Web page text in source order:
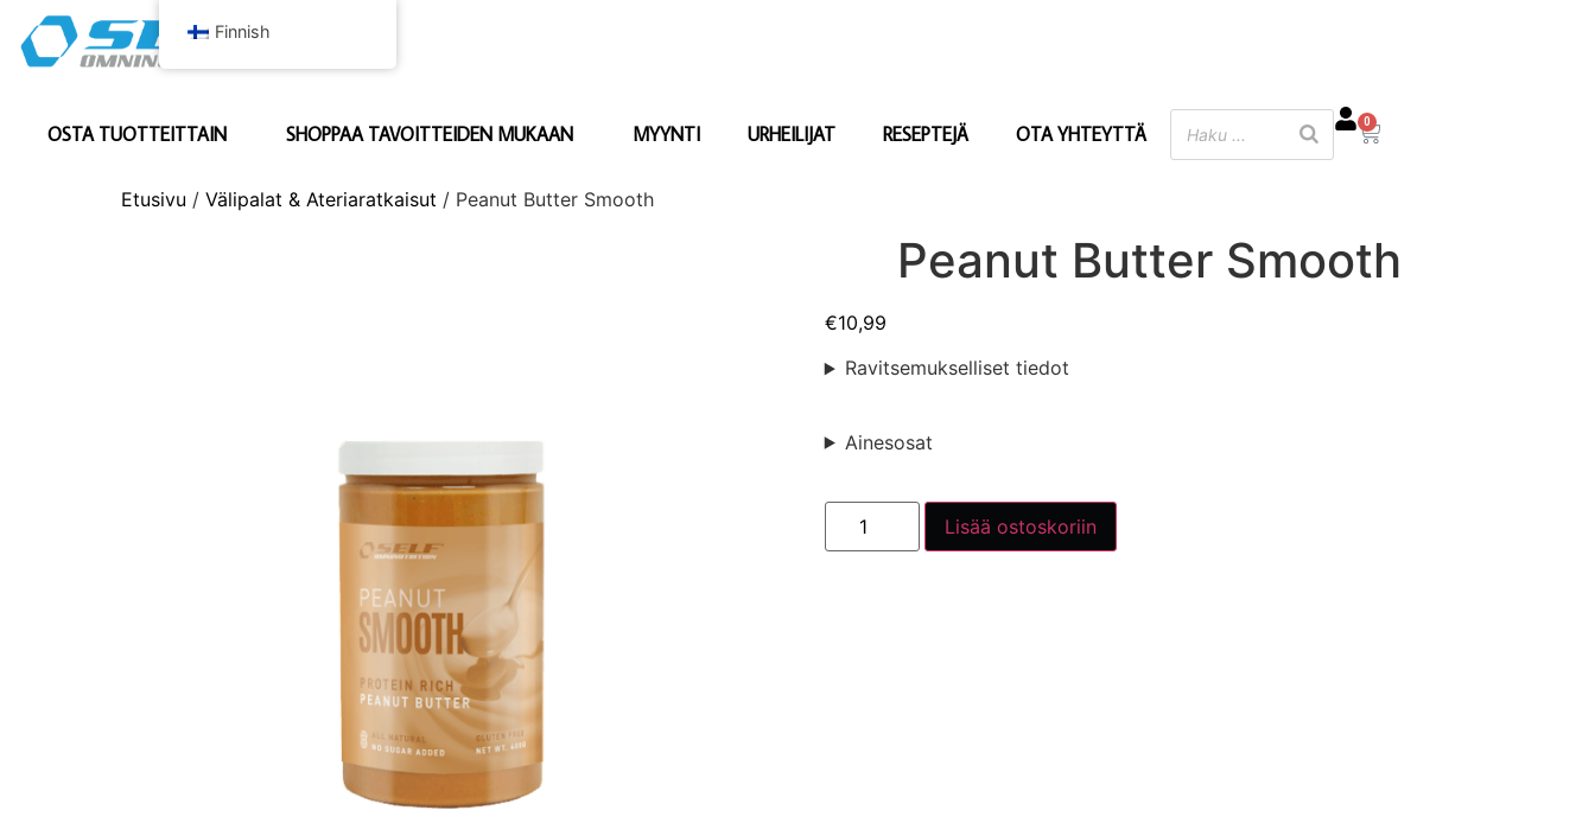
OSTA TUOTTEITTAIN SHOPPAA TAVOITTEIDEN MUKAAN MYYNTI URHEILIJAT RESEPTEJÄ OTA YHTEYTTÄ
0
Etusivu / Välipalat & Ateriaratkaisut / Peanut Butter Smooth
Peanut Butter Smooth
€10,99
Ravitsemukselliset tiedot
Ainesosat
Lisää ostoskoriin
Finnish